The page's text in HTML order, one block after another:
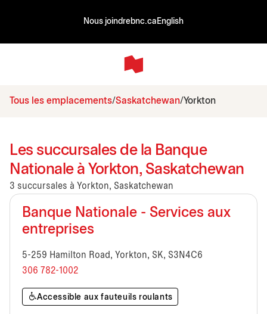
Nous joindrebnc.ca English
Tous les emplacements Saskatchewan Yorkton
Les succursales de la Banque
Nationale à Yorkton, Saskatchewan
3 succursales à Yorkton, Saskatchewan
Banque Nationale - Services aux
entreprises
5-259 Hamilton Road, Yorkton, SK, S3N4C6
306 782-1002
Accessible aux fauteuils roulants